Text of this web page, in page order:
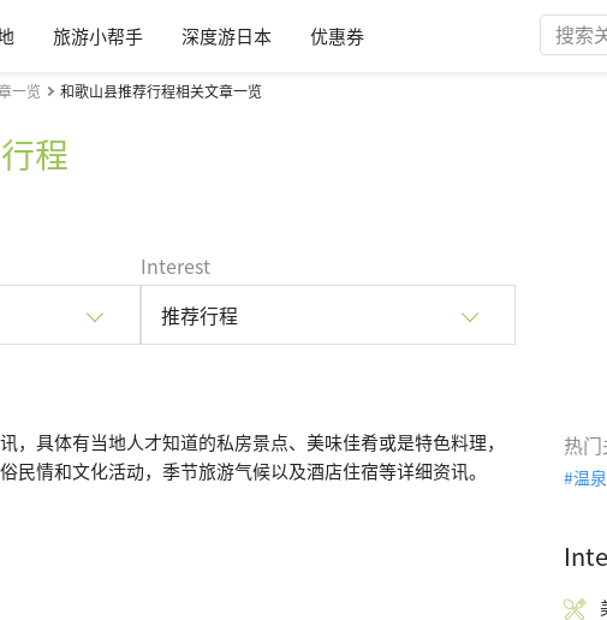
旅游小帮手 深度游日本 优惠券
一览 和歌山县推荐行程相关文章一览
程
Interest
推荐行程
，具体有当地人才知道的私房景点、美味佳肴或是特色料理，
民情和文化活动，季节旅游气候以及酒店住宿等详细资讯。
热
温泉